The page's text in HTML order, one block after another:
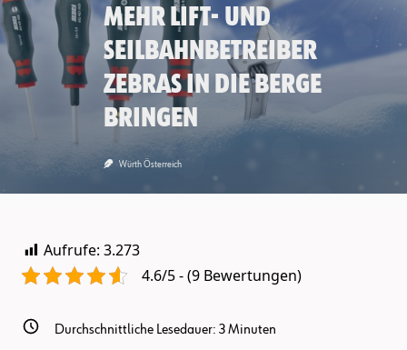
mehr Lift- und
Seilbahnbetreiber
Zebras in die Berge
bringen
Würth Österreich
Aufrufe: 3.273
4.6/5 - (9 Bewertungen)
Durchschnittliche Lesedauer: 3Minuten